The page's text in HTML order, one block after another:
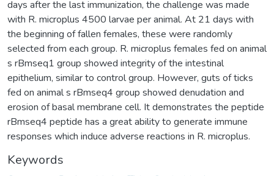
days after the last immunization, the challenge was made
with R. microplus 4500 larvae per animal. At 21 days with
the beginning of fallen females, these were randomly
selected from each group. R. microplus females fed on animal
s rBmseq1 group showed integrity of the intestinal
epithelium, similar to control group. However, guts of ticks
fed on animal s rBmseq4 group showed denudation and
erosion of basal membrane cell. It demonstrates the peptide
rBmseq4 peptide has a great ability to generate immune
responses which induce adverse reactions in R. microplus.
Keywords